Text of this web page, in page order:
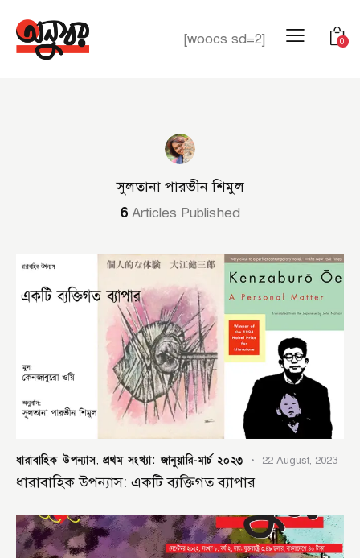
[woocs sd=2] 0
সুলতানা পারভীন শিমুল
6Articles Published
ধারাবাহিক উপন্যাস,প্রথম সংখ্যা: জানুয়ারি-মার্চ ২০২৩ 22 August, 2023
ধারাবাহিক উপন্যাস: একটি ব্যক্তিগত ব্যাপার